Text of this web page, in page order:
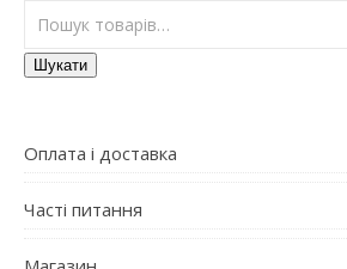
Шукати:
Шукати
Оплата і доставка
Часті питання